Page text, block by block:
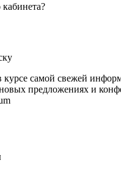
курсе самой свежей
предложениях и